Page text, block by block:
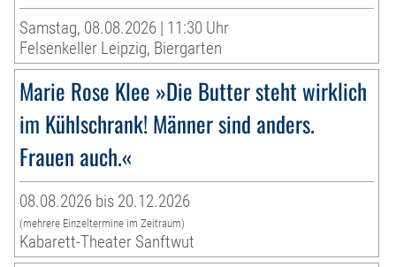
Samstag, 08.08.2026 | 11:30 Uhr
Felsenkeller Leipzig, Biergarten
Marie Rose Klee »Die Butter steht wirklich
im Kühlschrank! Männer sind anders.
Frauen auch.«
08.08.2026 bis 20.12.2026
(mehrere Einzeltermine im Zeitraum)
Kabarett-Theater Sanftwut